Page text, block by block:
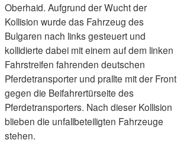
Oberhaid. Aufgrund der Wucht der
Kollision wurde das Fahrzeug des
Bulgaren nach links gesteuert und
kollidierte dabei mit einem auf dem linken
Fahrstreifen fahrenden deutschen
Pferdetransporter und prallte mit der Front
gegen die Beifahrertürseite des
Pferdetransporters. Nach dieser Kollision
blieben die unfallbeteiligten Fahrzeuge
stehen.